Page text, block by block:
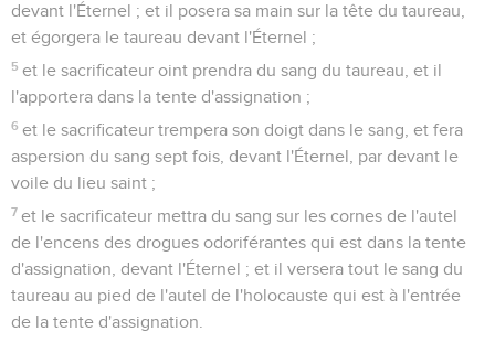
devant l'Éternel ; et il posera sa main sur la tête du taureau,
et égorgera le taureau devant l'Éternel ;
5 et le sacrificateur oint prendra du sang du taureau, et il
l'apportera dans la tente d'assignation ;
6 et le sacrificateur trempera son doigt dans le sang, et fera
aspersion du sang sept fois, devant l'Éternel, par devant le
voile du lieu saint ;
7 et le sacrificateur mettra du sang sur les cornes de l'autel
de l'encens des drogues odoriférantes qui est dans la tente
d'assignation, devant l'Éternel ; et il versera tout le sang du
taureau au pied de l'autel de l'holocauste qui est à l'entrée
de la tente d'assignation.